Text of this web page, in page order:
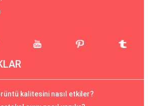
kalitesini nasıl etkiler?